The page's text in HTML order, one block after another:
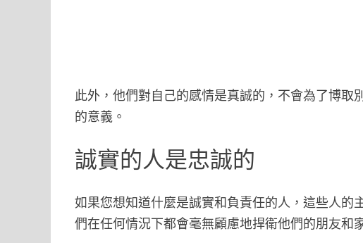
此外，他們對自己的感情是真誠的，不會為了博
的意義。
誠實的人是忠誠的
如果您想知道什麼是誠實和負責任的人，這些人
們在任何情況下都會毫無顧慮地捍衛他們的朋友和